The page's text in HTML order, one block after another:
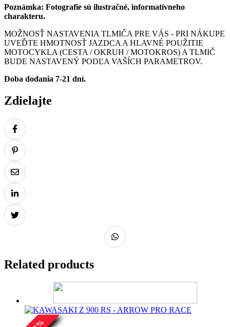
Poznámka: Fotografie sú ilustračné, informatívneho
charakteru.
MOŽNOSŤ NASTAVENIA TLMIČA PRE VÁS - PRI NÁKUPE
UVEĎTE HMOTNOSŤ JAZDCA A HLAVNÉ POUŽITIE
MOTOCYKLA (CESTA / OKRUH / MOTOKROS) A TLMIČ
BUDE NASTAVENÝ PODĽA VAŠÍCH PARAMETROV.
Doba dodania 7-21 dní.
Zdielajte
Related products
%